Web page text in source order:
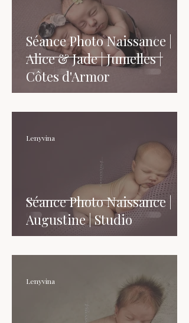
Séance Photo Naissance |
Alice & Jade | Jumelles |
Côtes d'Armor
Séance Photo Naissance |
Augustine | Studio
Lenyvina
Lenyvina